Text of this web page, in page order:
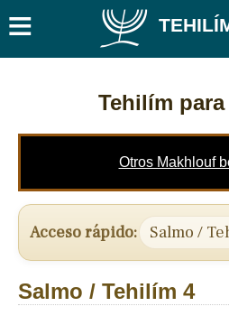
≡
Tehilím
Otros Makhlouf
Acceso rápido: Salmo /
Salmo / Tehilím 4